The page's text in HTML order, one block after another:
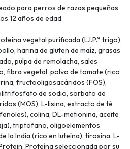
para perros de razas pequeñas
12 años de edad.
vegetal purificada (L.I.P.* trigo),
harina de gluten de maíz, grasas
pulpa de remolacha, sales
fibra vegetal, polvo de tomate (rico
fructooligosacáridos (FOS),
de sodio, sorbato de
(MOS), L-lisina, extracto de té
colina, DL-metionina, aceite
triptofano, oligoelementos
la India (rico en luteína), tirosina, L-
Proteína seleccionada por su